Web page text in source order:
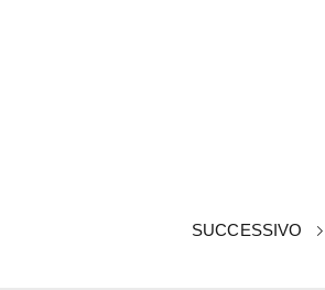
SUCCESSIVO